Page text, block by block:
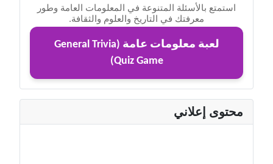
استمتع بالأسئلة المتنوعة في المعلومات العامة وطور
معرفتك في التاريخ والعلوم والثقافة.
لعبة معلومات عامة (General Trivia
Quiz Game)
محتوى إعلاني